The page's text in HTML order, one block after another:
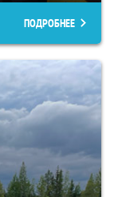
ПОДРОБНЕЕ